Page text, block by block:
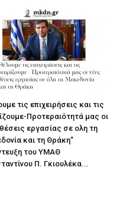
τις επιχειρήσεις και τις
Προτεραιότητά μας οι
εργασίας σε ολη τη
και τη Θράκη”
του ΥΜΑΘ
Π. Γκιουλέκα...